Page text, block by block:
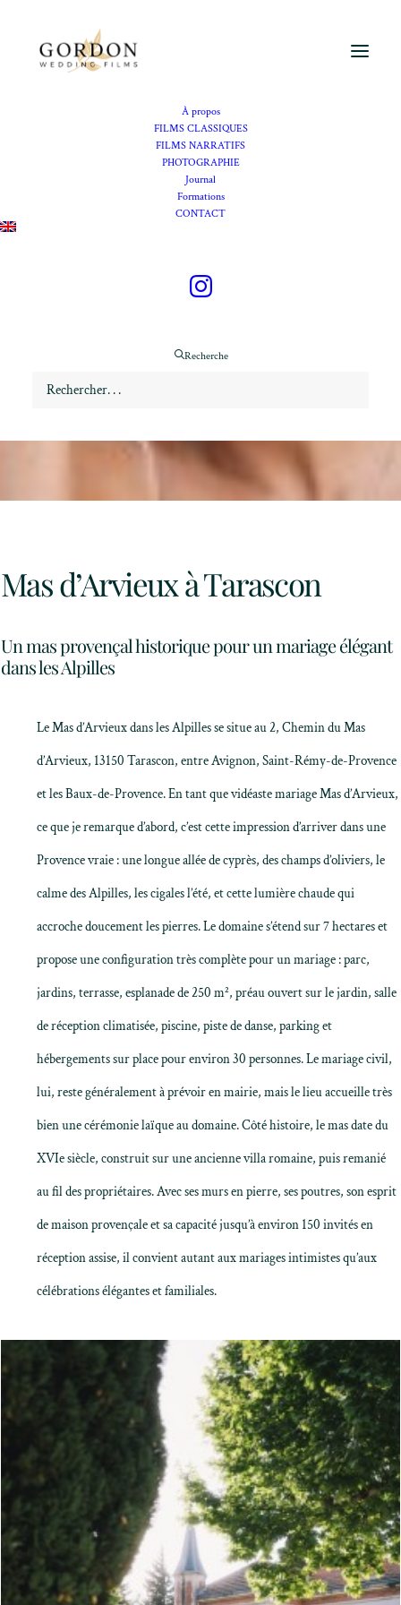
À propos
FILMS CLASSIQUES
FILMS NARRATIFS
PHOTOGRAPHIE
Journal
Formations
CONTACT
Recherche
Vidéaste mariage Mas
d’Arvieux
Se marier au Mas
Alpilles
Mas d’Arvieux à Tarascon
Un mas provençal historique pour un mariage élégant
dans les Alpilles
LeMas d’Arvieuxdans lesAlpillesse situe au 2, Chemin du Mas
d’Arvieux, 13150 Tarascon, entre Avignon, Saint-Rémy-de-Provence
et les Baux-de-Provence. En tant que vidéaste mariage Mas d’Arvieux,
ce que je remarque d’abord, c’est cette impression d’arriver dans une
Provence vraie : une longue allée de cyprès, des champs d’oliviers, le
calme des Alpilles, les cigales l’été, et cette lumière chaude qui
accroche doucement les pierres. Le domaine s’étend sur 7 hectares et
propose une configuration très complète pour un mariage : parc,
jardins, terrasse, esplanade de 250 m², préau ouvert sur le jardin, salle
de réception climatisée, piscine, piste de danse, parking et
hébergements sur place pour environ 30 personnes. Le mariage civil,
lui, reste généralement à prévoir en mairie, mais le lieu accueille très
bien une cérémonie laïque au domaine. Côté histoire, le mas date du
XVIe siècle, construit sur une ancienne villa romaine, puis remanié
au fil des propriétaires. Avec ses murs en pierre, ses poutres, son esprit
de maison provençale et sa capacité jusqu’à environ 150 invités en
réception assise, il convient autant aux mariages intimistes qu’aux
célébrations élégantes et familiales.